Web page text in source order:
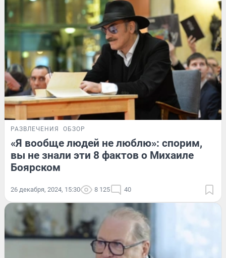
РАЗВЛЕЧЕНИЯ ОБЗОР
«Я вообще людей не люблю»: спорим,
вы не знали эти 8 фактов о Михаиле
Боярском
26 декабря, 2024, 15:30 8 125 40